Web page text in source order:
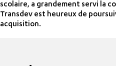
scolaire, a grandement servi la
Transdev est heureux de
acquisition.